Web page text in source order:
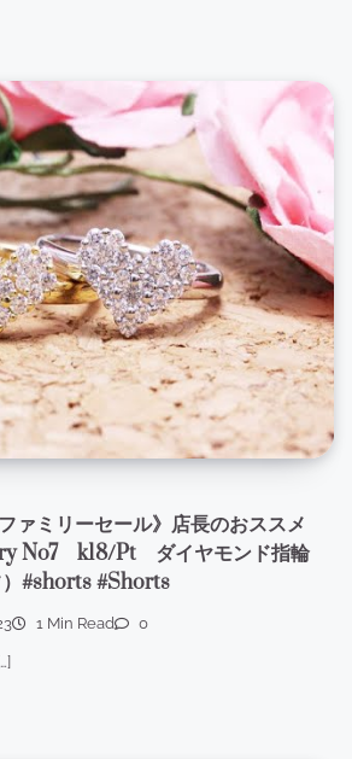
ァミリーセール》店長のおススメ
No7 k18/Pt ダイヤモンド指輪
）#shorts #Shorts
1 Min Read 0